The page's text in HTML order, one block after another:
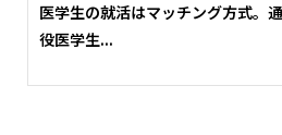
医学生の就活はマッチング方式。
役医学生...